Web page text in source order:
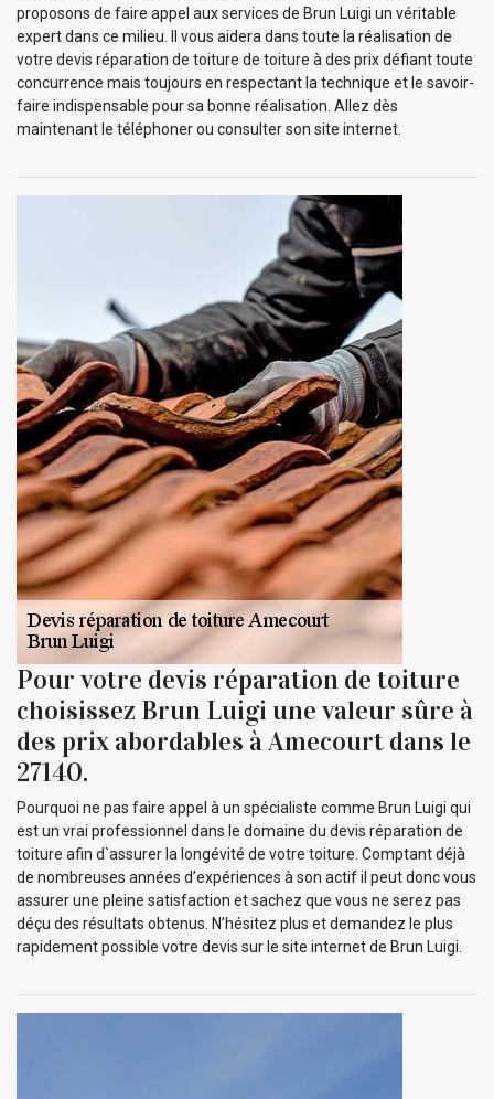
proposons de faire appel aux services de Brun Luigi un véritable
expert dans ce milieu. Il vous aidera dans toute la réalisation de
votre devis réparation de toiture de toiture à des prix défiant toute
concurrence mais toujours en respectant la technique et le savoir-
faire indispensable pour sa bonne réalisation. Allez dès
maintenant le téléphoner ou consulter son site internet.
Pour votre devis réparation de toiture
choisissez Brun Luigi une valeur sûre à
des prix abordables à Amecourt dans le
27140.
Pourquoi ne pas faire appel à un spécialiste comme Brun Luigi qui
est un vrai professionnel dans le domaine du devis réparation de
toiture afin d`assurer la longévité de votre toiture. Comptant déjà
de nombreuses années d’expériences à son actif il peut donc vous
assurer une pleine satisfaction et sachez que vous ne serez pas
déçu des résultats obtenus. N’hésitez plus et demandez le plus
rapidement possible votre devis sur le site internet de Brun Luigi.